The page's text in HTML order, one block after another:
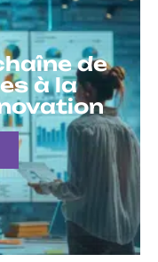
de
à la